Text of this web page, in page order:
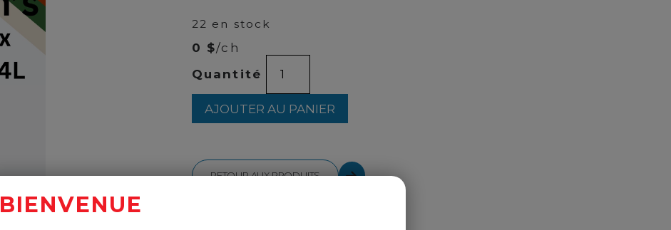
22 en stock
0 $/ch
Quantité
de
RHUM
G.P.
AJOUTER AU PANIER
RETOUR AUX PRODUITS
BIENVENUE